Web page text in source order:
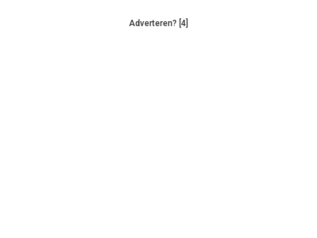
Adverteren? [4]